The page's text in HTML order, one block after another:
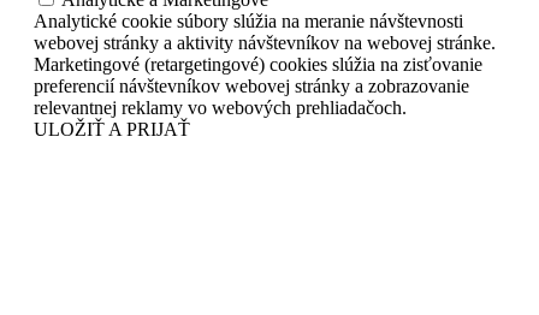
Analytické cookie súbory slúžia na meranie návštevnosti
webovej stránky a aktivity návštevníkov na webovej stránke.
Marketingové (retargetingové) cookies slúžia na zisťovanie
preferencií návštevníkov webovej stránky a zobrazovanie
relevantnej reklamy vo webových prehliadačoch.
ULOŽIŤ A PRIJAŤ